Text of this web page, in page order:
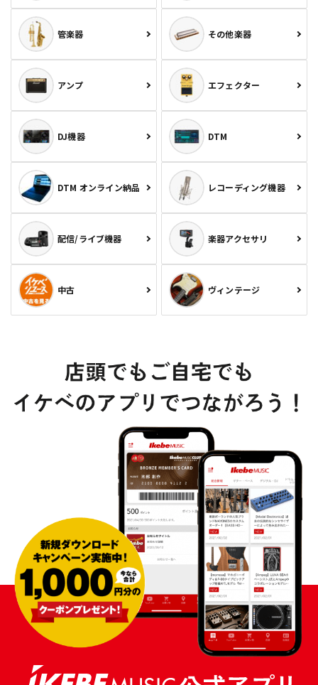
管楽器 その他楽器
アンプ エフェクター
DJ機器 DTM
DTM オンライン納品 レコーディング機器
配信/ライブ機器 楽器アクセサリ
中古 ヴィンテージ